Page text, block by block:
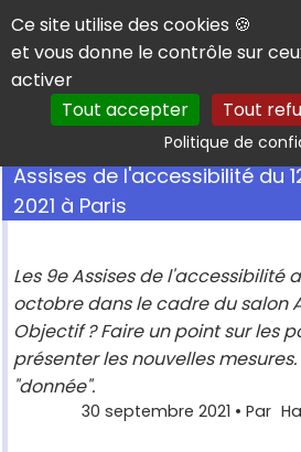
Panneau de gestion des cookies
Ce site utilise des cookies 🍪
et vous donne le contrôle sur
activer
Tout accepter
Tout
Politique de
Assises de l'accessibilité du
2021 à Paris
Les 9e Assises de l'accessibilité
octobre dans le cadre du salon
Objectif ? Faire un point sur les
présenter les nouvelles mesures.
"donnée".
30 septembre 2021 • Par